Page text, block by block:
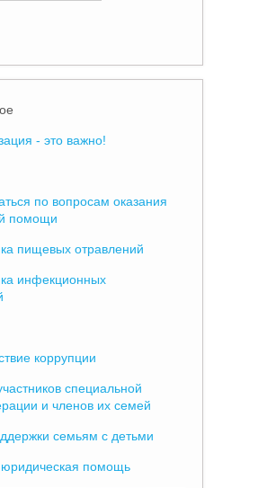
- это важно!
по вопросам оказания
помощи
пищевых отравлений
инфекционных
коррупции
специальной
и членов их семей
семьям с детьми
юридическая помощь